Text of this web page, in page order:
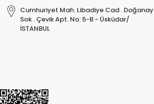
Cumhuriyet Mah. Libadiye Cad . Doğanay
Sok . Çevik Apt. No: 5-B - Üsküdar/
İSTANBUL